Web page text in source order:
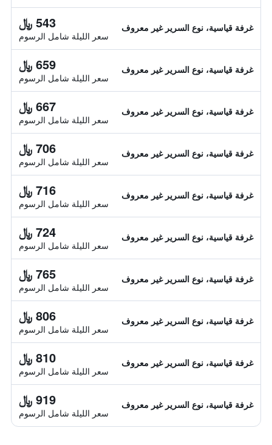
غرفة قياسية، نوع السرير غير معروف 543 ﷼
سعر الليلة شامل الرسوم
غرفة قياسية، نوع السرير غير معروف 659 ﷼
سعر الليلة شامل الرسوم
غرفة قياسية، نوع السرير غير معروف 667 ﷼
سعر الليلة شامل الرسوم
غرفة قياسية، نوع السرير غير معروف 706 ﷼
سعر الليلة شامل الرسوم
غرفة قياسية، نوع السرير غير معروف 716 ﷼
سعر الليلة شامل الرسوم
غرفة قياسية، نوع السرير غير معروف 724 ﷼
سعر الليلة شامل الرسوم
غرفة قياسية، نوع السرير غير معروف 765 ﷼
سعر الليلة شامل الرسوم
غرفة قياسية، نوع السرير غير معروف 806 ﷼
سعر الليلة شامل الرسوم
غرفة قياسية، نوع السرير غير معروف 810 ﷼
سعر الليلة شامل الرسوم
غرفة قياسية، نوع السرير غير معروف 919 ﷼
سعر الليلة شامل الرسوم